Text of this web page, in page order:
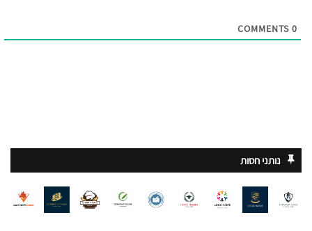
0
נותני חסות